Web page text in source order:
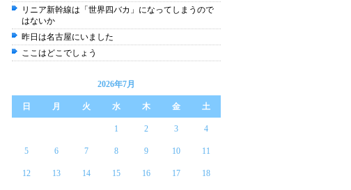
リニア新幹線は「世界四バカ」になってしまうので
はないか
昨日は名古屋にいました
ここはどこでしょう
2026年7月
日 月 火 水 木 金 土
1 2 3 4
5 6 7 8 9 10 11
12 13 14 15 16 17 18